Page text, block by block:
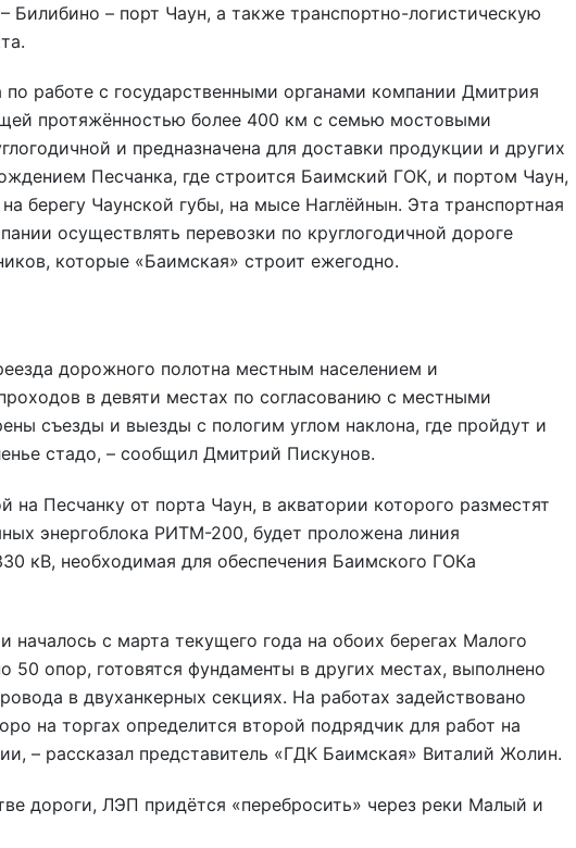
Билибино – порт Чаун, а также транспортно-логистическую
работе с государственными органами компании Дмитрия
протяжённостью более 400 км с семью мостовыми
и предназначена для доставки продукции и других
Песчанка, где строится Баимский ГОК, и портом Чаун,
берегу Чаунской губы, на мысе Наглёйнын. Эта транспортная
осуществлять перевозки по круглогодичной дороге
которые «Баимская» строит ежегодно.
дорожного полотна местным населением и
в девяти местах по согласованию с местными
съезды и выезды с пологим углом наклона, где пройдут и
стадо, – сообщил Дмитрий Пискунов.
на Песчанку от порта Чаун, в акватории которого разместят
энергоблока РИТМ-200, будет проложена линия
кВ, необходимая для обеспечения Баимского ГОКа
началось с марта текущего года на обоих берегах Малого
50 опор, готовятся фундаменты в других местах, выполнено
в двуханкерных секциях. На работах задействовано
на торгах определится второй подрядчик для работ на
– рассказал представитель «ГДК Баимская» Виталий Жолин.
дороги, ЛЭП придётся «перебросить» через реки Малый и